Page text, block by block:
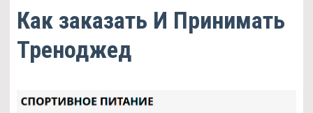
Как заказать И Принимать
Треноджед